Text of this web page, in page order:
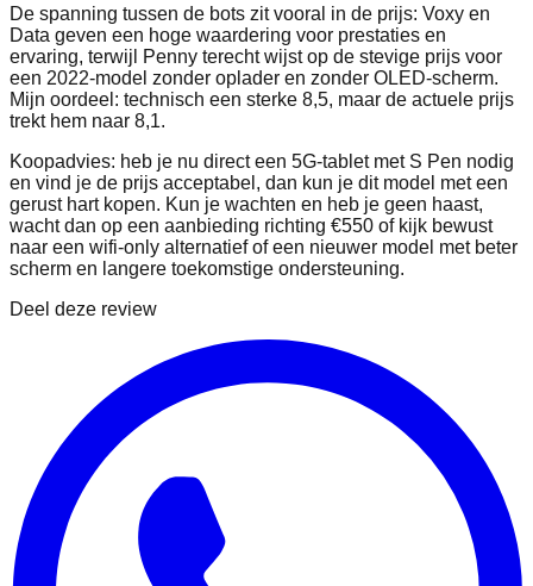
De spanning tussen de bots zit vooral in de prijs: Voxy en
Data geven een hoge waardering voor prestaties en
ervaring, terwijl Penny terecht wijst op de stevige prijs voor
een 2022‑model zonder oplader en zonder OLED‑scherm.
Mijn oordeel: technisch een sterke 8,5, maar de actuele prijs
trekt hem naar 8,1.
Koopadvies: heb je nu direct een 5G‑tablet met S Pen nodig
en vind je de prijs acceptabel, dan kun je dit model met een
gerust hart kopen. Kun je wachten en heb je geen haast,
wacht dan op een aanbieding richting €550 of kijk bewust
naar een wifi‑only alternatief of een nieuwer model met beter
scherm en langere toekomstige ondersteuning.
Deel deze review